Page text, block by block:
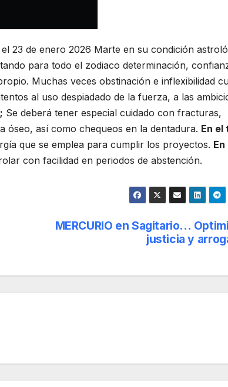
23 de enero 2026 Marte en su condición
para todo el zodiaco determinación,
Muchas veces obstinación e inflexibilidad
al uso despiadado de la fuerza, a las
Se deberá tener especial cuidado con fracturas,
óseo, así como chequeos en la dentadura. En el
que se emplea para cumplir los proyectos.
con facilidad en periodos de abstención.
MERCURIO en Sagitario…
justicia y